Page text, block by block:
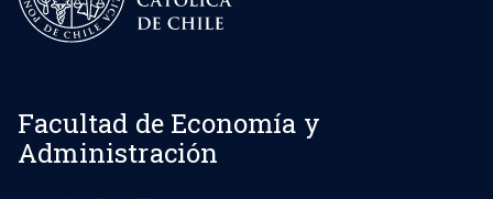
Facultad de Economía y
Administración